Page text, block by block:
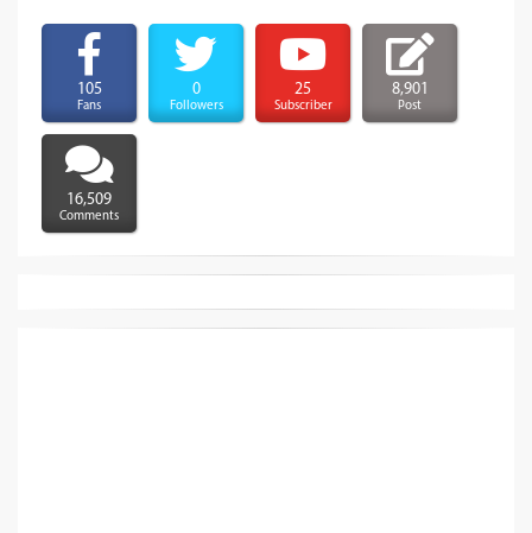
105
Fans
0
Followers
25
Subscriber
8,901
Post
16,509
Comments